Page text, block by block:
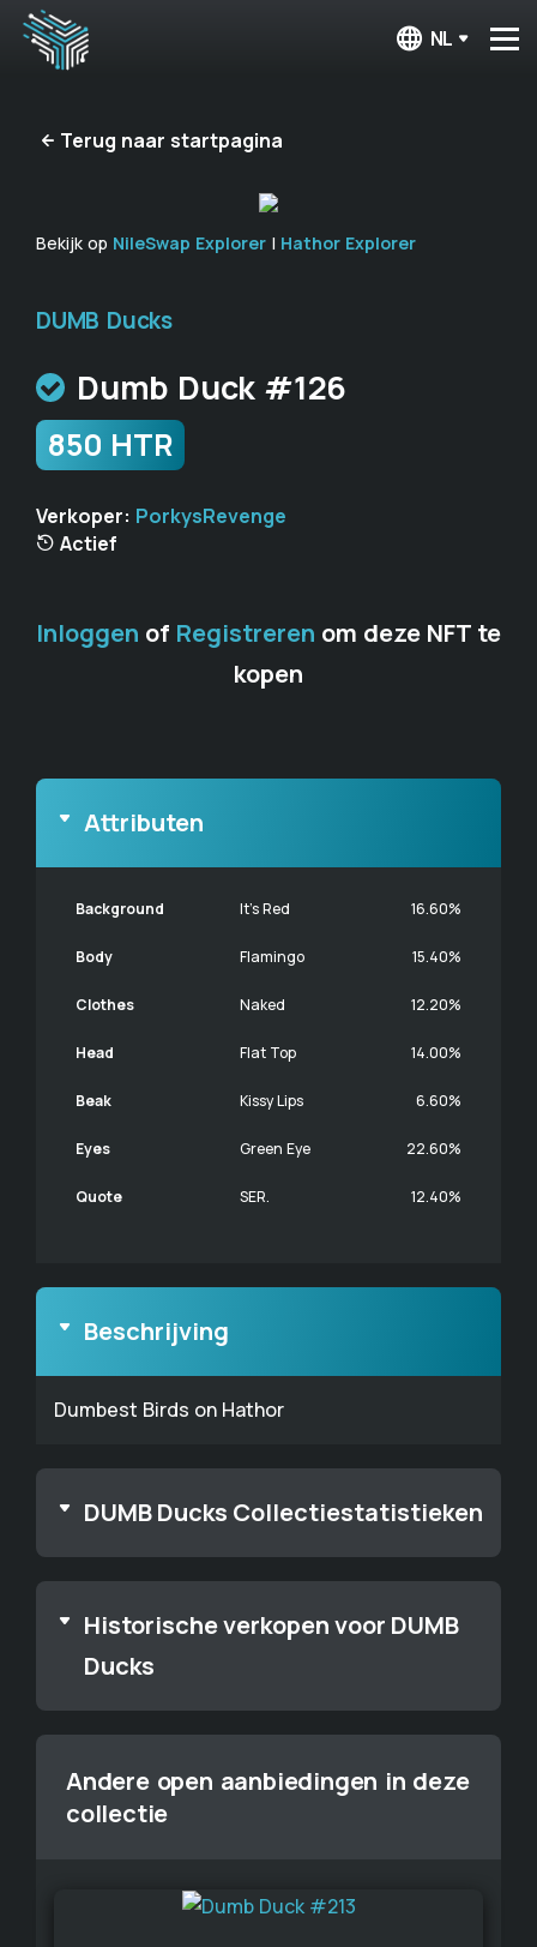
NL
Terug naar startpagina
Bekijk op NileSwap Explorer | Hathor Explorer
DUMB Ducks
Dumb Duck #126
850 HTR
Verkoper: PorkysRevenge
Actief
Inloggen of Registreren om deze NFT te
kopen
Attributen
Background It's Red 16.60%
Body Flamingo 15.40%
Clothes Naked 12.20%
Head Flat Top 14.00%
Beak Kissy Lips 6.60%
Eyes Green Eye 22.60%
Quote SER. 12.40%
Beschrijving
Dumbest Birds on Hathor
DUMB Ducks Collectiestatistieken
Historische verkopen voor DUMB
Ducks
Andere open aanbiedingen in deze
collectie